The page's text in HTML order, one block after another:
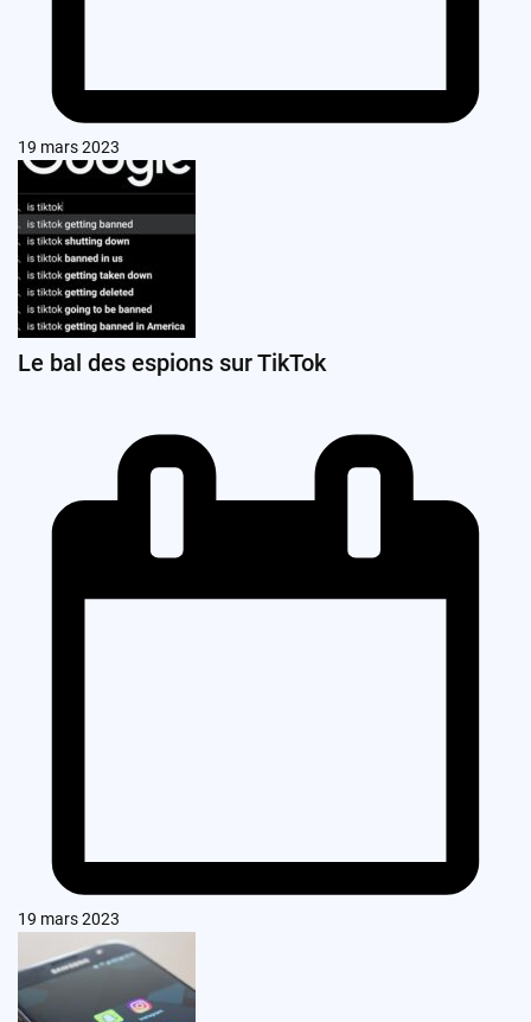
19 mars 2023
Le bal des espions sur TikTok
19 mars 2023